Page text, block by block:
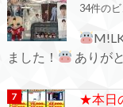
34件の
ました！
ありが
★本日